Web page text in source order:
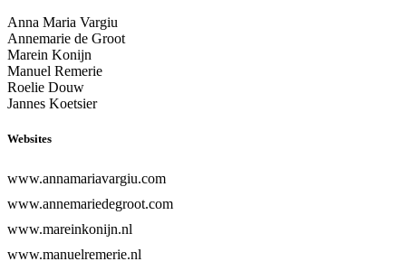
Anna Maria Vargiu
Annemarie de Groot
Marein Konijn
Manuel Remerie
Roelie Douw
Jannes Koetsier
Websites
www.annamariavargiu.com
www.annemariedegroot.com
www.mareinkonijn.nl
www.manuelremerie.nl